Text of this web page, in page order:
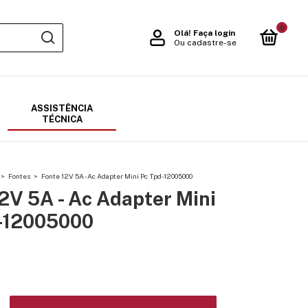
Olá! Faça login
Ou cadastre-se
0
ASSISTÊNCIA
TÉCNICA
> Fontes > Fonte 12V 5A - Ac Adapter Mini Pc Tpd-12005000
5A - Ac Adapter Mini